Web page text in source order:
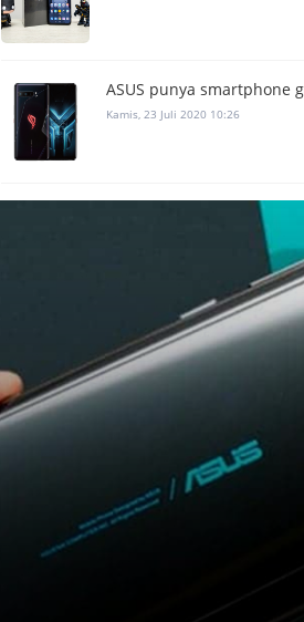
ASUS punya smartphone
Kamis, 23 Juli 2020 10:26